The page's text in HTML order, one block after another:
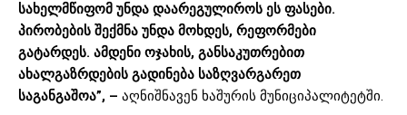
სახელმწიფომ უნდა დაარეგულიროს ეს ფასები.
პირობების შექმნა უნდა მოხდეს, რეფორმები
გატარდეს. ამდენი ოჯახის, განსაკუთრებით
ახალგაზრდების გადინება საზღვარგარეთ
საგანგაშოა”, – აღნიშნავენ ხაშურის მუნიციპალიტეტში.